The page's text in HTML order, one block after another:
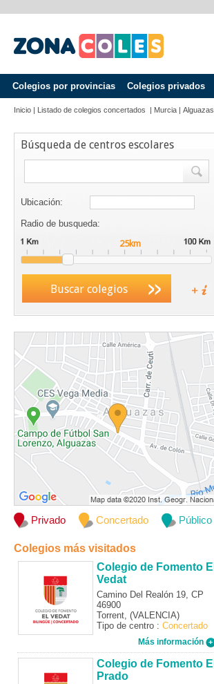
Colegios por provincias Colegios privados
Inicio | Listado de colegios concertados | Murcia | Alguazas
Búsqueda de centros escolares
Ubicación:
Radio de busqueda:
Buscar colegios
Privado Concertado Público
Colegios más visitados
Colegio de Fomento El
Vedat
Camino Del Realón 19, CP
46900
Torrent, (VALENCIA)
Tipo de centro : Concertado
Más información
Colegio de Fomento El
Prado